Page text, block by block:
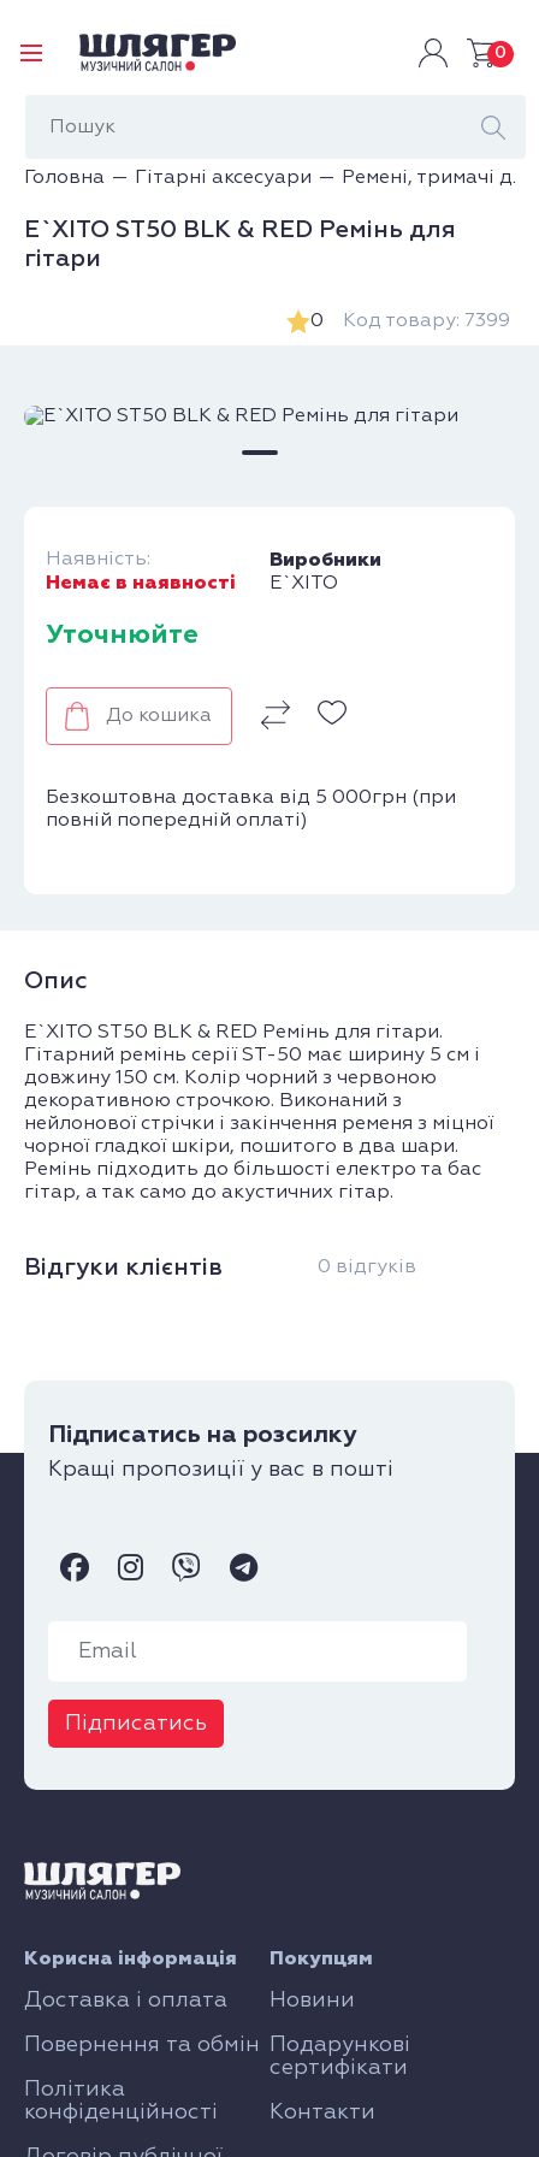
0
Головна Гітарні аксесуари Ремені, тримачі
E`XITO ST50 BLK & RED Ремінь для
гітари
0 Код товару: 7399
Наявність:
Немає в наявності
Виробники
E`XITO
Уточнюйте
До кошика
Безкоштовна доставка від 5 000грн (при
повній попередній оплаті)
Опис
E`XITO ST50 BLK & RED Ремінь для гітари.
Гітарний ремінь серії ST-50 має ширину 5 см і
довжину 150 см. Колір чорний з червоною
декоративною строчкою. Виконаний з
нейлонової стрічки і закінчення ременя з міцної
чорної гладкої шкіри, пошитого в два шари.
Ремінь підходить до більшості електро та бас
гітар, а так само до акустичних гітар.
Відгуки клієнтів 0 відгуків
Підписатись на розсилку
Кращі пропозиції у вас в пошті
Підписатись
Покупцям
Новини
Подарункові
сертифікати
Контакти
Корисна інформація
Доставка і оплата
Повернення та обмін
Політика
конфіденційності